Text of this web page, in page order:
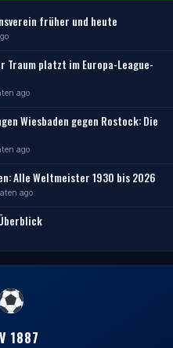
früher und heute
Traum platzt im Europa-League-
ago
Wiesbaden gegen Rostock: Die
ago
Alle Weltmeister 1930 bis 2026
ago
1887